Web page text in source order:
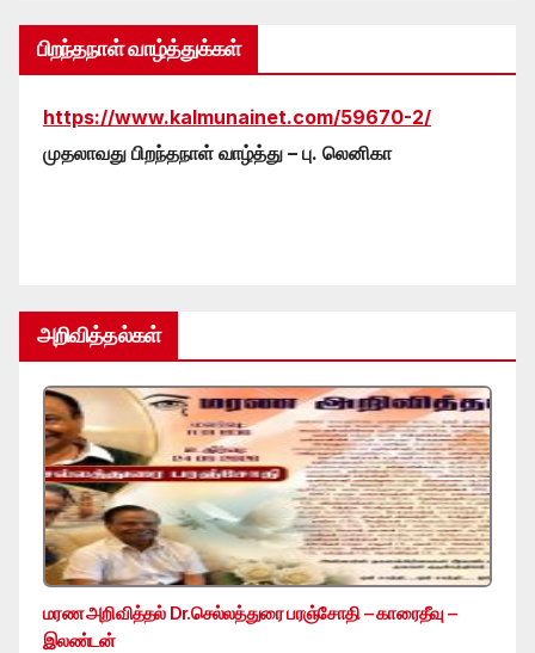
பிறந்தநாள் வாழ்த்துக்கள்
https://www.kalmunainet.com/59670-2/
முதலாவது பிறந்தநாள் வாழ்த்து – பு. லெனிகா
அறிவித்தல்கள்
மரண அறிவித்தல் Dr.செல்லத்துரை பரஞ்சோதி – காரைதீவு –
இலண்டன்